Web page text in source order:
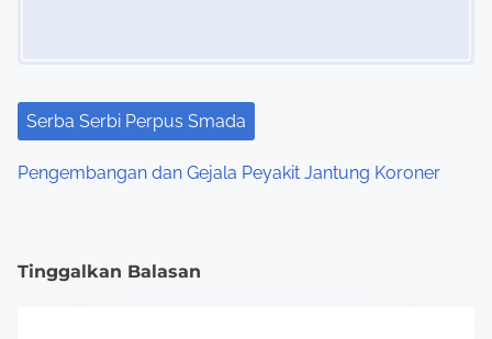
Serba Serbi Perpus Smada
Pengembangan dan Gejala Peyakit Jantung Koroner
Tinggalkan Balasan